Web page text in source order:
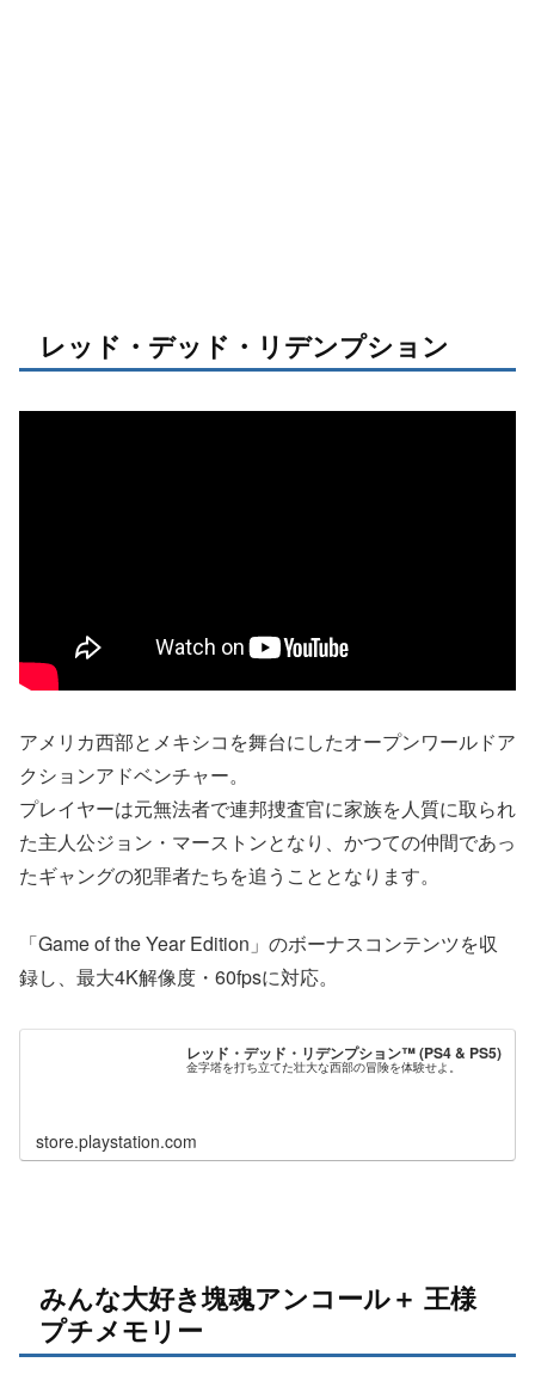
レッド・デッド・リデンプション
アメリカ西部とメキシコを舞台にしたオープンワールドア
クションアドベンチャー。
プレイヤーは元無法者で連邦捜査官に家族を人質に取られ
た主人公ジョン・マーストンとなり、かつての仲間であっ
たギャングの犯罪者たちを追うこととなります。
「Game of the Year Edition」のボーナスコンテンツを収
録し、最大4K解像度・60fpsに対応。
レッド・デッド・リデンプション™ (PS4 & PS5)
金字塔を打ち立てた壮大な西部の冒険を体験せよ。
store.playstation.com
みんな大好き塊魂アンコール＋ 王様
プチメモリー